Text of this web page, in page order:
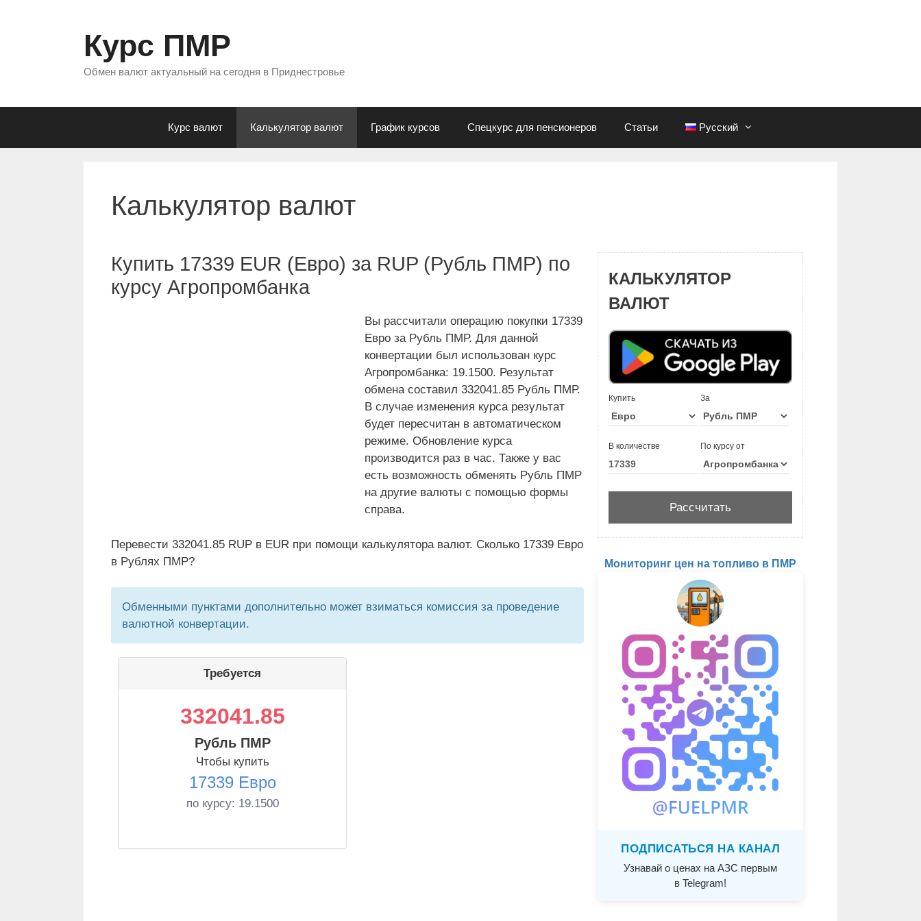
Курс ПМР
Обмен валют актуальный на сегодня в Приднестровье
Курс валют Калькулятор валют График курсов Спецкурс для пенсионеров Статьи Русский
Калькулятор валют
Купить 17339 EUR (Евро) за RUP (Рубль ПМР) по
курсу Агропромбанка
Вы рассчитали операцию покупки 17339
Евро за Рубль ПМР. Для данной
конвертации был использован курс
Агропромбанка: 19.1500. Результат
обмена составил 332041.85 Рубль ПМР.
В случае изменения курса результат
будет пересчитан в автоматическом
режиме. Обновление курса
производится раз в час. Также у вас
есть возможность обменять Рубль ПМР
на другие валюты с помощью формы
справа.
Перевести 332041.85 RUP в EUR при помощи калькулятора валют. Сколько 17339 Евро
в Рублях ПМР?
Обменными пунктами дополнительно может взиматься комиссия за проведение
валютной конвертации.
Требуется
332041.85
Рубль ПМР
Чтобы купить
17339 Евро
по курсу: 19.1500
КАЛЬКУЛЯТОР
ВАЛЮТ
Купить За
В количестве По курсу от
Мониторинг цен на топливо в ПМР
ПОДПИСАТЬСЯ НА КАНАЛ
Узнавай о ценах на АЗС первым
в Telegram!